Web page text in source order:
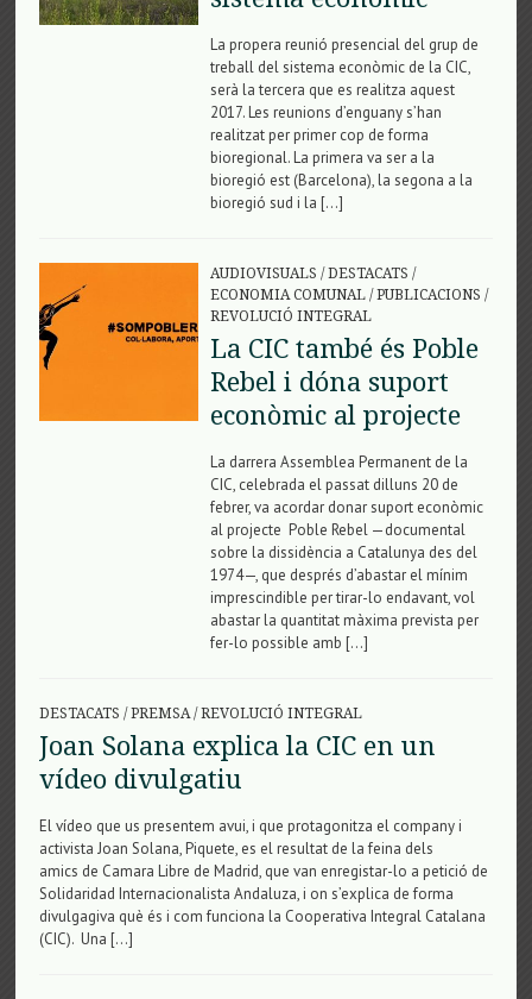
La propera reunió presencial del grup de
treball del sistema econòmic de la CIC,
serà la tercera que es realitza aquest
2017. Les reunions d’enguany s’han
realitzat per primer cop de forma
bioregional. La primera va ser a la
bioregió est (Barcelona), la segona a la
bioregió sud i la […]
AUDIOVISUALS /DESTACATS /
ECONOMIA COMUNAL/PUBLICACIONS /
REVOLUCIÓ INTEGRAL
La CIC també és Poble
Rebel i dóna suport
econòmic al projecte
La darrera Assemblea Permanent de la
CIC, celebrada el passat dilluns 20 de
febrer, va acordar donar suport econòmic
al projecte Poble Rebel —documental
sobre la dissidència a Catalunya des del
1974—, que després d’abastar el mínim
imprescindible per tirar-lo endavant, vol
abastar la quantitat màxima prevista per
fer-lo possible amb […]
DESTACATS /PREMSA/REVOLUCIÓ INTEGRAL
Joan Solana explica la CIC en un
vídeo divulgatiu
El vídeo que us presentem avui, i que protagonitza el company i
activista Joan Solana, Piquete, es el resultat de la feina dels
amics de Camara Libre de Madrid, que van enregistar-lo a petició de
Solidaridad Internacionalista Andaluza, i on s’explica de forma
divulgagiva què és i com funciona la Cooperativa Integral Catalana
(CIC). Una […]